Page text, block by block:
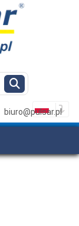
biuro@pulsar.pl